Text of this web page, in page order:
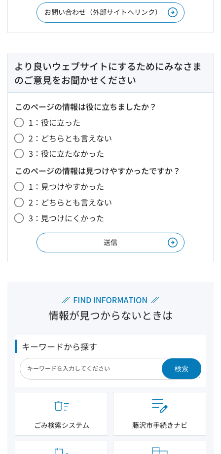
お問い合わせ（外部サイトへリンク）
より良いウェブサイトにするためにみなさま
のご意見をお聞かせください
このページの情報は役に立ちましたか？
1：役に立った
2：どちらとも言えない
3：役に立たなかった
このページの情報は見つけやすかったですか？
1：見つけやすかった
2：どちらとも言えない
3：見つけにくかった
情報が見つからないときは
キーワードから探す
検索
ごみ検索システム 藤沢市手続きナビ